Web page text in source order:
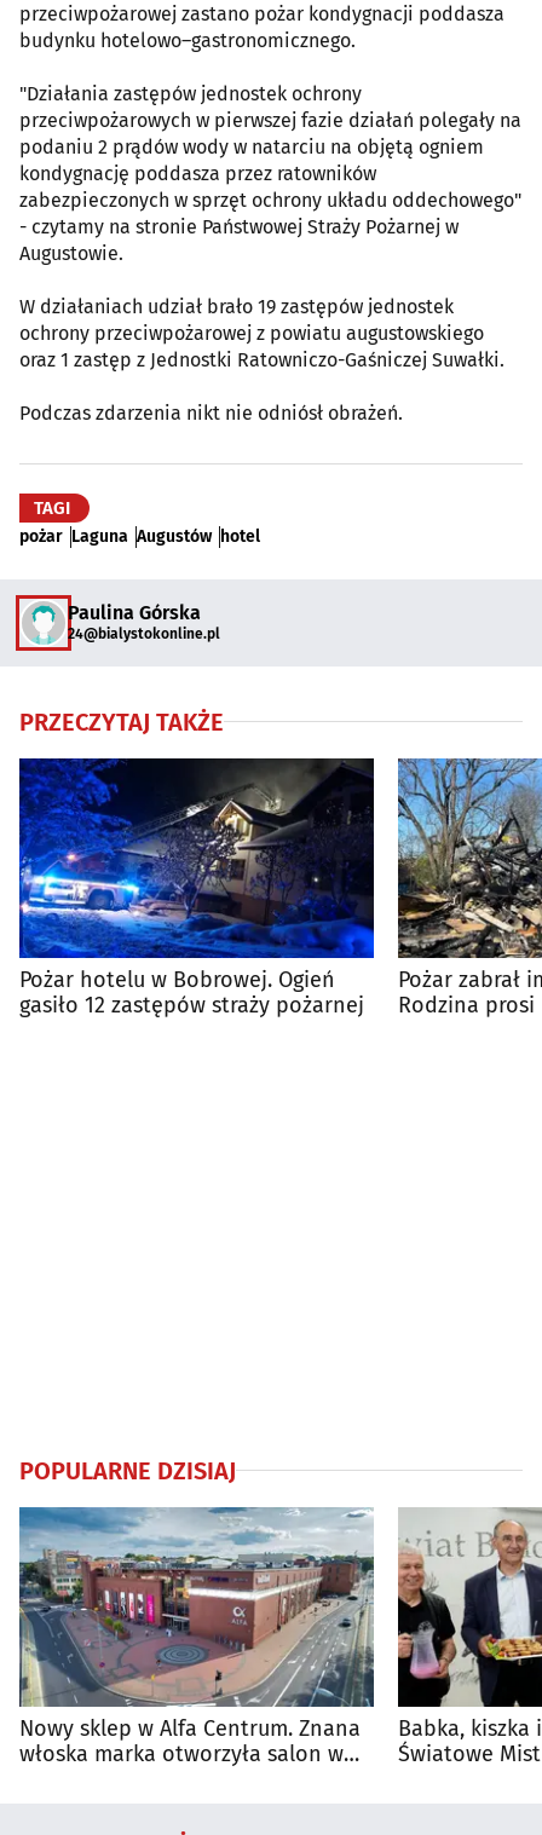
przeciwpożarowej zastano pożar kondygnacji poddasza
budynku hotelowo–gastronomicznego.
"Działania zastępów jednostek ochrony
przeciwpożarowych w pierwszej fazie działań polegały na
podaniu 2 prądów wody w natarciu na objętą ogniem
kondygnację poddasza przez ratowników
zabezpieczonych w sprzęt ochrony układu oddechowego"
- czytamy na stronie Państwowej Straży Pożarnej w
Augustowie.
W działaniach udział brało 19 zastępów jednostek
ochrony przeciwpożarowej z powiatu augustowskiego
oraz 1 zastęp z Jednostki Ratowniczo-Gaśniczej Suwałki.
Podczas zdarzenia nikt nie odniósł obrażeń.
TAGI
pożar Laguna Augustów hotel
Paulina Górska
24@bialystokonline.pl
PRZECZYTAJ TAKŻE
Pożar hotelu w Bobrowej. Ogień
gasiło 12 zastępów straży pożarnej
Pożar zabrał
Rodzina
POPULARNE DZISIAJ
Nowy sklep w Alfa Centrum. Znana
włoska marka otworzyła salon w
Babka, kiszka
Światowe